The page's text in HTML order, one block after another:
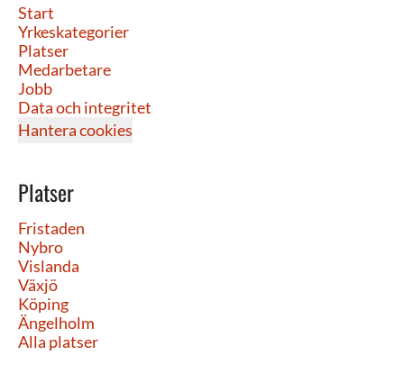
Start
Yrkeskategorier
Platser
Medarbetare
Jobb
Data och integritet
Hantera cookies
Platser
Fristaden
Nybro
Vislanda
Växjö
Köping
Ängelholm
Alla platser